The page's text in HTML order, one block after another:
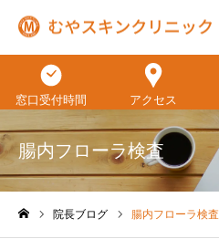
窓口受付時間 アクセス
腸内フローラ検査
院長ブログ 腸内フローラ検査